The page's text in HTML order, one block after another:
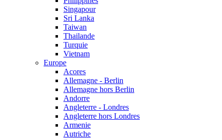
Singapour
Sri Lanka
Taiwan
Thailande
Turquie
Vietnam
Europe
Acores
Allemagne - Berlin
Allemagne hors Berlin
Andorre
Angleterre - Londres
Angleterre hors Londres
Armenie
Autriche